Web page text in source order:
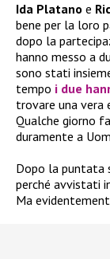
Ida Platano e
bene per la loro
dopo la
hanno messo a
sono stati
tempo i due
trovare una vera
Qualche giorno
duramente a
Dopo la puntata
perché avvistati
Ma